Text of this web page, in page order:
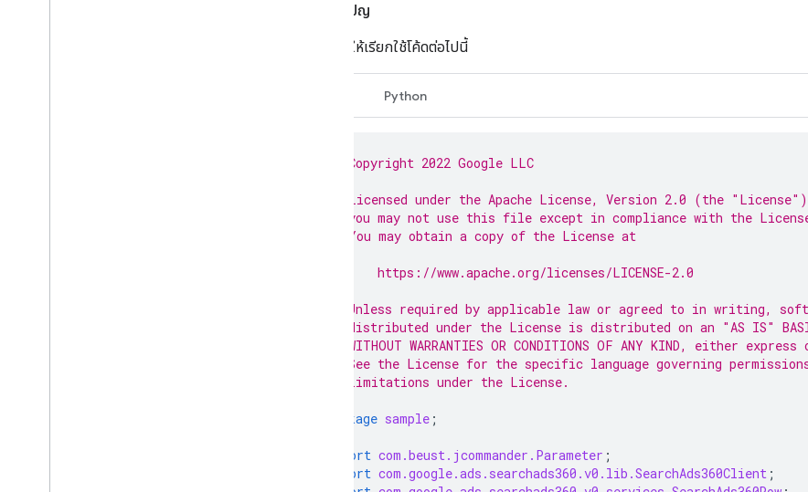
รับแคมเปญ
ใน IDE ให้เรียกใช้โค้ดต่อไปนี้
Python
// Copyright 2022 Google LLC
// Licensed under the Apache License, Version 2.0 (the
// you may not use this file except in compliance with the
// You may obtain a copy of the License at
//     https://www.apache.org/licenses/LICENSE-2.0
// Unless required by applicable law or agreed to in writing,
// distributed under the License is distributed on an "AS IS"
// WITHOUT WARRANTIES OR CONDITIONS OF ANY KIND, either
// See the License for the specific language governing
// limitations under the License.
package sample ;
import com.beust.jcommander.Parameter ;
import com.google.ads.searchads360.v0.lib.SearchAds360Client ;